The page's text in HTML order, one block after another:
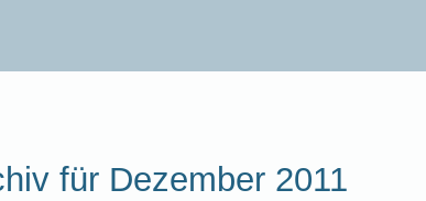
für Dezember 2011